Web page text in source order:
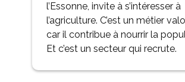
l’Essonne, invite à s’intéresser à
l’agriculture. C’est un métier
car il contribue à nourrir la
Et c’est un secteur qui recrute.